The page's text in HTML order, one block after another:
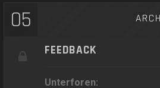
05
FEEDBACK
Unterforen: